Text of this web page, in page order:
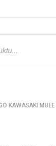
KAWASAKI